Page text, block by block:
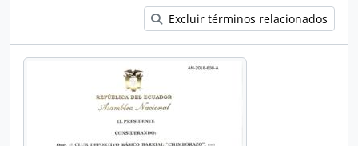
Excluir términos relacionados